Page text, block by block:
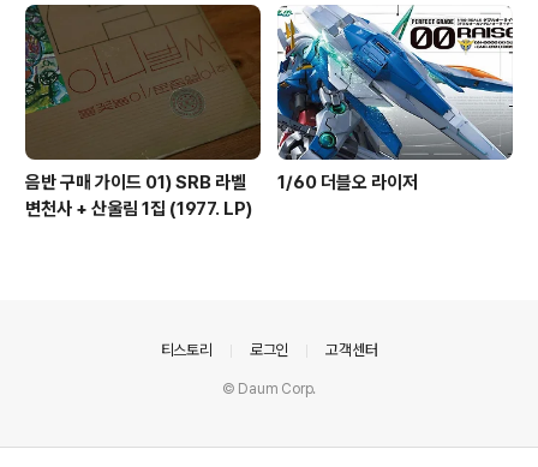
음반 구매 가이드 01) SRB 라벨
변천사 + 산울림 1집 (1977. LP)
1/60 더블오 라이저
티스토리 로그인 고객센터
© Daum Corp.